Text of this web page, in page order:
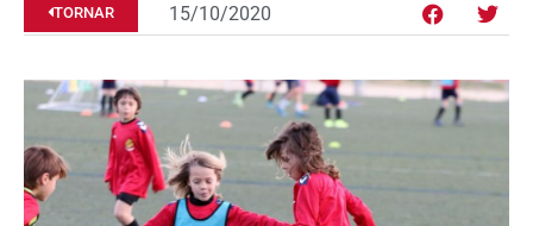
TORNAR 15/10/2020